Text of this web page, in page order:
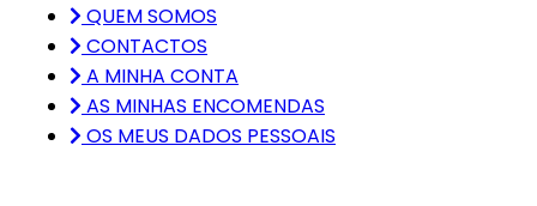
QUEM SOMOS
CONTACTOS
A MINHA CONTA
AS MINHAS ENCOMENDAS
OS MEUS DADOS PESSOAIS